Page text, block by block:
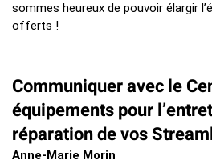
sommes heureux de pouvoir élargir
offerts !
Communiquer avec le
équipements pour
réparation de vos
Anne-Marie Morin